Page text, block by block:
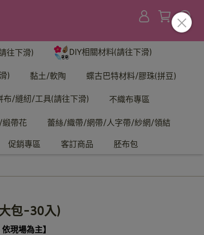
往下滑) DIY相關材料(請往下滑)
) 黏土/軟陶 蝶古巴特材料/膠珠(拼豆)
布/縫紉/工具(請往下滑) 不織布專區
帶花 蕾絲/織帶/網帶/人字帶/紗網/領結
促銷專區 客訂商品 胚布包
包-30入)
現場為主】